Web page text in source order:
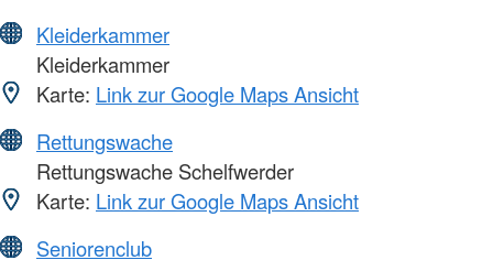
Kleiderkammer
Kleiderkammer
Karte: Link zur Google Maps Ansicht
Rettungswache
Rettungswache Schelfwerder
Karte: Link zur Google Maps Ansicht
Seniorenclub